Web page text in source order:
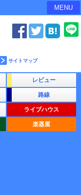
MENU
サイトマップ
レビュー
路線
ライブハウス
楽器屋